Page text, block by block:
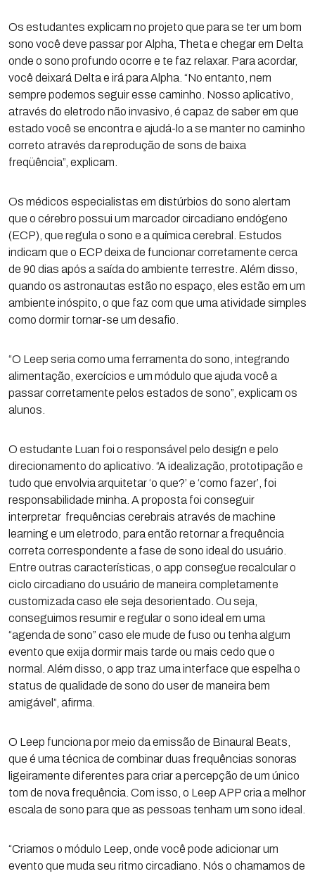
Os estudantes explicam no projeto que para se ter um bom
sono você deve passar por Alpha, Theta e chegar em Delta
onde o sono profundo ocorre e te faz relaxar. Para acordar,
você deixará Delta e irá para Alpha. “No entanto, nem
sempre podemos seguir esse caminho. Nosso aplicativo,
através do eletrodo não invasivo, é capaz de saber em que
estado você se encontra e ajudá-lo a se manter no caminho
correto através da reprodução de sons de baixa
freqüência”, explicam.
Os médicos especialistas em distúrbios do sono alertam
que o cérebro possui um marcador circadiano endógeno
(ECP), que regula o sono e a química cerebral. Estudos
indicam que o ECP deixa de funcionar corretamente cerca
de 90 dias após a saída do ambiente terrestre. Além disso,
quando os astronautas estão no espaço, eles estão em um
ambiente inóspito, o que faz com que uma atividade simples
como dormir tornar-se um desafio.
“O Leep seria como uma ferramenta do sono, integrando
alimentação, exercícios e um módulo que ajuda você a
passar corretamente pelos estados de sono”, explicam os
alunos.
O estudante Luan foi o responsável pelo design e pelo
direcionamento do aplicativo. “A idealização, prototipação e
tudo que envolvia arquitetar ‘o que?’ e ‘como fazer’, foi
responsabilidade minha. A proposta foi conseguir
interpretar frequências cerebrais através de machine
learning e um eletrodo, para então retornar a frequência
correta correspondente a fase de sono ideal do usuário.
Entre outras características, o app consegue recalcular o
ciclo circadiano do usuário de maneira completamente
customizada caso ele seja desorientado. Ou seja,
conseguimos resumir e regular o sono ideal em uma
“agenda de sono” caso ele mude de fuso ou tenha algum
evento que exija dormir mais tarde ou mais cedo que o
normal. Além disso, o app traz uma interface que espelha o
status de qualidade de sono do user de maneira bem
amigável”, afirma.
O Leep funciona por meio da emissão de Binaural Beats,
que é uma técnica de combinar duas frequências sonoras
ligeiramente diferentes para criar a percepção de um único
tom de nova frequência. Com isso, o Leep APP cria a melhor
escala de sono para que as pessoas tenham um sono ideal.
“Criamos o módulo Leep, onde você pode adicionar um
evento que muda seu ritmo circadiano. Nós o chamamos de